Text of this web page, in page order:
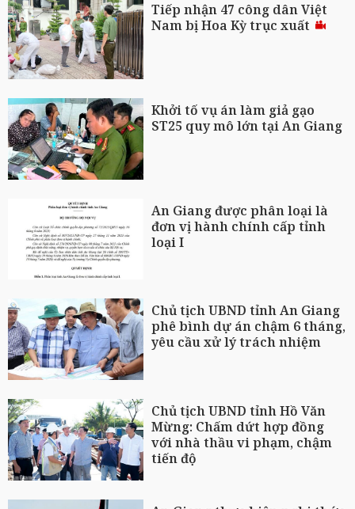
Tiếp nhận 47 công dân Việt
Nam bị Hoa Kỳ trục xuất
Khởi tố vụ án làm giả gạo
ST25 quy mô lớn tại An Giang
An Giang được phân loại là
đơn vị hành chính cấp tỉnh
loại I
Chủ tịch UBND tỉnh An Giang
phê bình dự án chậm 6 tháng,
yêu cầu xử lý trách nhiệm
Chủ tịch UBND tỉnh Hồ Văn
Mừng: Chấm dứt hợp đồng
với nhà thầu vi phạm, chậm
tiến độ